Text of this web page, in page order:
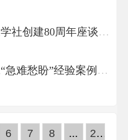
九三学社区委会庆祝九三学社创建80周年座谈会举行
渝中工会全链条化解职工“急难愁盼”经验案例获司法部《人民调解》期刊推荐
6 7 8 ... 27